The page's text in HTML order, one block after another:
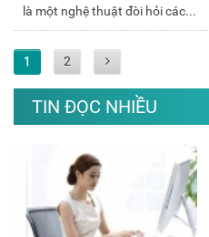
là một nghệ thuật đòi hỏi các...
1 2
TIN ĐỌC NHIỀU